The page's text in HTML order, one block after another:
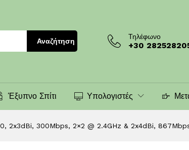
Αναζήτηση
Τηλέφωνο
+30
Έξυπνο Σπίτι Υπολογιστές
2x3dBi, 300Mbps, 2×2 @ 2.4GHz & 2x4dBi,